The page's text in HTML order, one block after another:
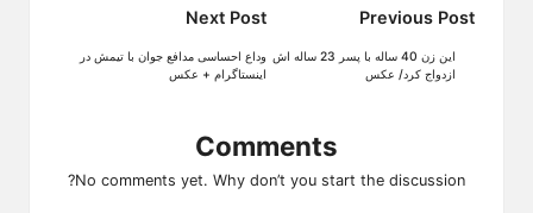
Post
navigation
Previous Post
این زن 40 ساله با پسر 23 ساله اش
ازدواج کرد/ عکس
Next Post
وداع احساسی مدافع جوان با تیمش در
اینستاگرام + عکس
Comments
No comments yet. Why don’t you start the discussion?